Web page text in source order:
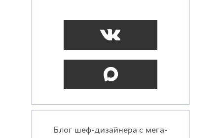
Блог шеф-дизайнера с мега-